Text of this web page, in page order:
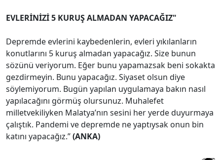
EVLERİNİZİ 5 KURUŞ ALMADAN YAPACAĞIZ"
Depremde evlerini kaybedenlerin, evleri yıkılanların
konutlarını 5 kuruş almadan yapacağız. Size bunun
sözünü veriyorum. Eğer bunu yapamazsak beni sokakta
gezdirmeyin. Bunu yapacağız. Siyaset olsun diye
söylemiyorum. Bugün yapılan uygulamaya bakın nasıl
yapılacağını görmüş olursunuz. Muhalefet
milletvekiliyken Malatya’nın sesini her yerde duyurmaya
çalıştık. Pandemi ve depremde ne yaptıysak onun bin
katını yapacağız.”(ANKA)